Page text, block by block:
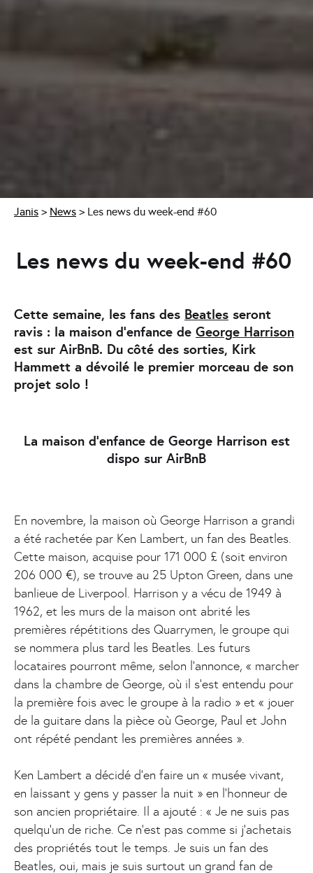
Janis > News > Les news du week-end #60
Les news du week-end #60
Cette semaine, les fans des Beatles seront
ravis : la maison d’enfance de George Harrison
est sur AirBnB. Du côté des sorties, Kirk
Hammett a dévoilé le premier morceau de son
projet solo !
La maison d’enfance de George Harrison est
dispo sur AirBnB
En novembre, la maison où George Harrison a grandi
a été rachetée par Ken Lambert, un fan des Beatles.
Cette maison, acquise pour 171 000 £ (soit environ
206 000 €), se trouve au 25 Upton Green, dans une
banlieue de Liverpool. Harrison y a vécu de 1949 à
1962, et les murs de la maison ont abrité les
premières répétitions des Quarrymen, le groupe qui
se nommera plus tard les Beatles. Les futurs
locataires pourront même, selon l’annonce, « marcher
dans la chambre de George, où il s’est entendu pour
la première fois avec le groupe à la radio » et « jouer
de la guitare dans la pièce où George, Paul et John
ont répété pendant les premières années ».
Ken Lambert a décidé d’en faire un « musée vivant,
en laissant y gens y passer la nuit » en l’honneur de
son ancien propriétaire. Il a ajouté : « Je ne suis pas
quelqu’un de riche. Ce n’est pas comme si j’achetais
des propriétés tout le temps. Je suis un fan des
Beatles, oui, mais je suis surtout un grand fan de